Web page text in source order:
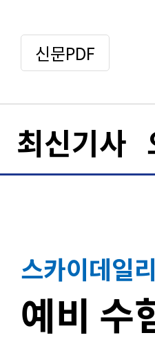
신문PDF
최신기사
스카이데일
예비 수